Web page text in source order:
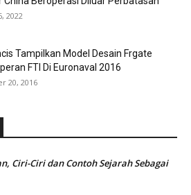
2022
Tampilkan Model Desain Frgate
FTI Di Euronaval 2016
20, 2016
Ciri-Ciri dan Contoh Sejarah Sebagai